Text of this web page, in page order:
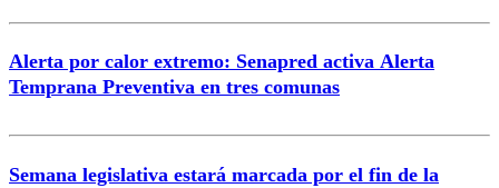
Alerta por calor extremo: Senapred activa Alerta
Temprana Preventiva en tres comunas
Semana legislativa estará marcada por el fin de la